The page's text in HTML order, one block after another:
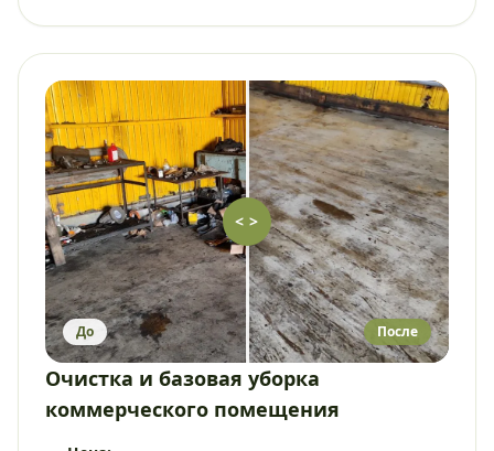
< >
До После
Очистка и базовая уборка
коммерческого помещения